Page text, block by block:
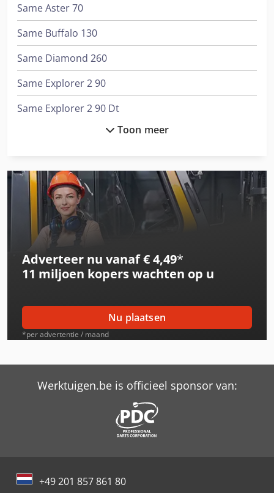
Same Aster 70
Same Buffalo 130
Same Diamond 260
Same Explorer 2 90
Same Explorer 2 90 Dt
Same Explorer 2 90 Top
Same Explorer 55 Dt
Same Explorer 60 Dt
Same Explorer 65
Same Explorer 65 Dt
Same Explorer 70
Same Explorer 70 Dt
Same Explorer 75
Same Explorer 80
Same Explorer Ii 80
Toon meer
Adverteer nu vanaf € 4,49*
11 miljoen koperswachten op u
Nu plaatsen
*per advertentie / maand
Werktuigen.be is officieel sponsor van:
+49 201 857 861 80